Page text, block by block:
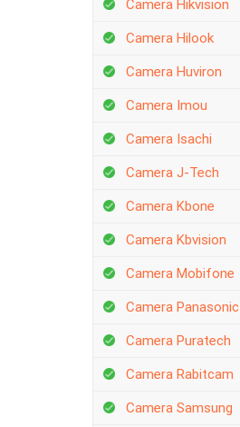
Camera Hikvision
Camera Hilook
Camera Huviron
Camera Imou
Camera Isachi
Camera J-Tech
Camera Kbone
Camera Kbvision
Camera Mobifone
Camera Panasonic
Camera Puratech
Camera Rabitcam
Camera Samsung